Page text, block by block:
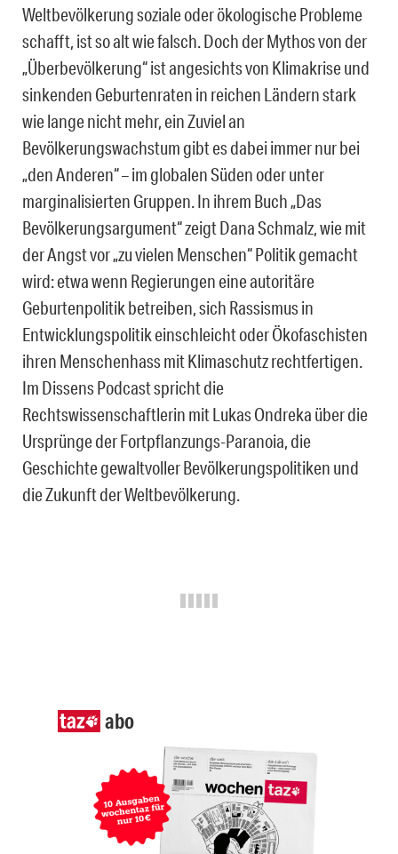
Weltbevölkerung soziale oder ökologische Probleme
schafft, ist so alt wie falsch. Doch der Mythos von der
„Überbevölkerung“ ist angesichts von Klimakrise und
sinkenden Geburtenraten in reichen Ländern stark
wie lange nicht mehr, ein Zuviel an
Bevölkerungswachstum gibt es dabei immer nur bei
„den Anderen“ – im globalen Süden oder unter
marginalisierten Gruppen. In ihrem Buch „Das
Bevölkerungsargument“ zeigt Dana Schmalz, wie mit
der Angst vor „zu vielen Menschen“ Politik gemacht
wird: etwa wenn Regierungen eine autoritäre
Geburtenpolitik betreiben, sich Rassismus in
Entwicklungspolitik einschleicht oder Ökofaschisten
ihren Menschenhass mit Klimaschutz rechtfertigen.
Im Dissens Podcast spricht die
Rechtswissenschaftlerin mit Lukas Ondreka über die
Ursprünge der Fortpflanzungs-Paranoia, die
Geschichte gewaltvoller Bevölkerungspolitiken und
die Zukunft der Weltbevölkerung.
abo